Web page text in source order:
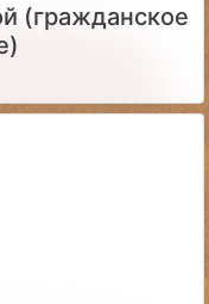
(гражданское